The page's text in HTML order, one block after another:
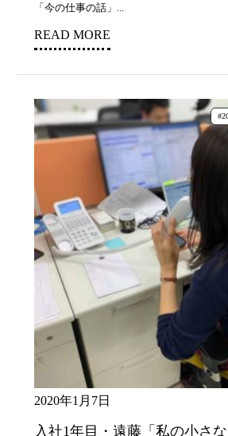
「今の仕事の話」...
READ MORE
2020年1月7日
入社1年目・遠藤「私の小さな